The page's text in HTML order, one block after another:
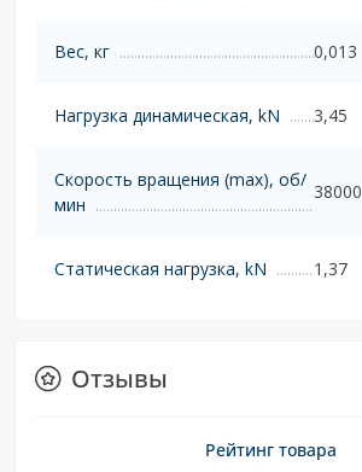
Вес, кг 0,013
Нагрузка динамическая, kN 3,45
Скорость вращения (max), об/
мин
38000
Статическая нагрузка, kN 1,37
Отзывы
Рейтинг товара